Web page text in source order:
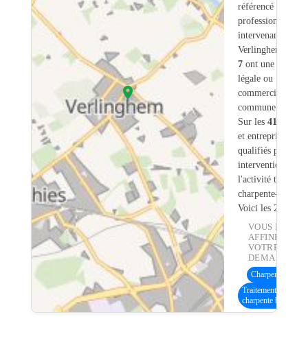
référencé
professionnels
intervenant sur
Verlinghem (59)
7ont une adresse
légale ou
commerciale
commune.
Sur les 417
et entreprises
qualifiés pour une
intervention sur
l'activité
charpente-bois.
Voici les 20
VOUS
AFFINER
VOTRE
DEMANDE :
Charpente bois
Traitement
charpente bois